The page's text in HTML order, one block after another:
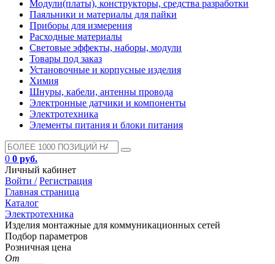
Модули(платы), конструкторы, средства разработки
Паяльники и материалы для пайки
Приборы для измерения
Расходные материалы
Световые эффекты, наборы, модули
Товары под заказ
Установочные и корпусные изделия
Химия
Шнуры, кабели, антенны провода
Электронные датчики и компоненты
Электротехника
Элементы питания и блоки питания
0 0 руб.
Личный кабинет
Войти / Регистрация
Главная страница
Каталог
Электротехника
Изделия монтажные для коммуникационных сетей
Подбор параметров
Розничная цена
От